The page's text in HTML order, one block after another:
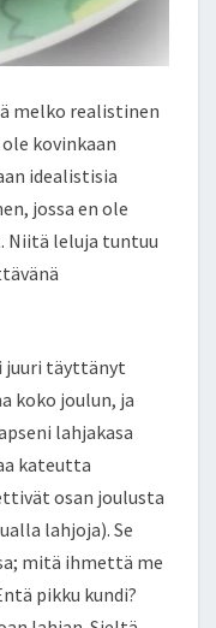
melko realistinen
kovinkaan
idealistisia
jossa en ole
Niitä leluja tuntuu
juuri täyttänyt
koko joulun, ja
lahjakasa
kateutta
osan joulusta
lahjoja). Se
mitä ihmettä me
pikku kundi?